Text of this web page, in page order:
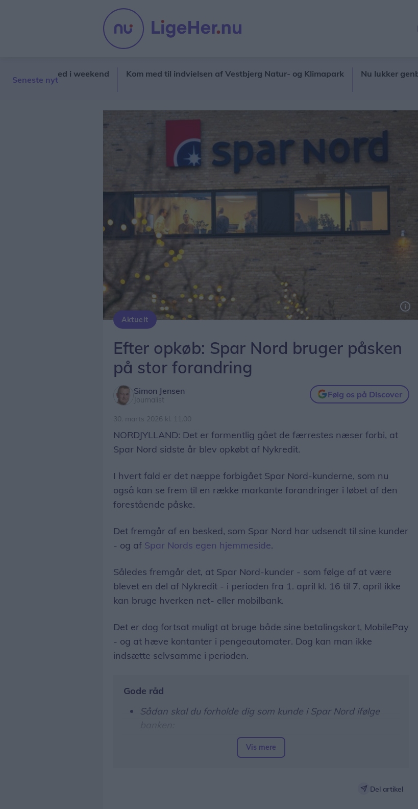
Seneste nyt
i weekend Kom med til indvielsen af Vestbjerg Natur- og Klimapark Nu lukker
Aktuelt
Efter opkøb: Spar Nord bruger påsken
på stor forandring
Simon Jensen
Journalist
Følg os på Discover
30. marts 2026 kl. 11.00
NORDJYLLAND: Det er formentlig gået de færrestes næser forbi, at
Spar Nord sidste år blev opkøbt af Nykredit.
I hvert fald er det næppe forbigået Spar Nord-kunderne, som nu
også kan se frem til en række markante forandringer i løbet af den
forestående påske.
Det fremgår af en besked, som Spar Nord har udsendt til sine kunder
- og af Spar Nords egen hjemmeside.
Således fremgår det, at Spar Nord-kunder - som følge af at være
blevet en del af Nykredit - i perioden fra 1. april kl. 16 til 7. april ikke
kan bruge hverken net- eller mobilbank.
Det er dog fortsat muligt at bruge både sine betalingskort, MobilePay
- og at hæve kontanter i pengeautomater. Dog kan man ikke
indsætte selvsamme i perioden.
Gode råd
Sådan skal du forholde dig som kunde i Spar Nord ifølge
banken:
denne side
Tjek de beskeder, vi sender til dig i e-Boks og net- og
Vær opmærksom på, at vi aldrig vil bede dig om at give os
Vis mere
Del artikel